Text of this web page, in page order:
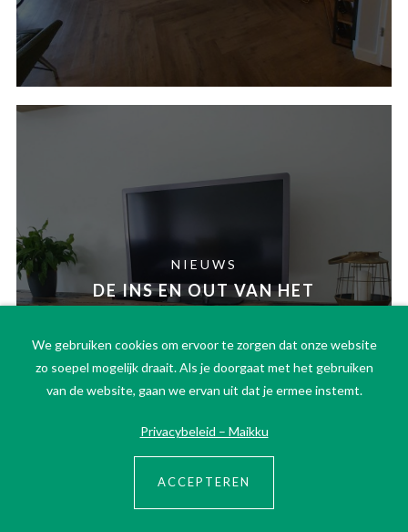
NIEUWS
DE INS EN OUT VAN HET
INDUSTRIEEL TV-MEUBEL
20-12-20
We gebruiken cookies om ervoor te zorgen dat onze website
zo soepel mogelijk draait. Als je doorgaat met het gebruiken
van de website, gaan we ervan uit dat je ermee instemt.
Privacybeleid – Maikku
ACCEPTEREN